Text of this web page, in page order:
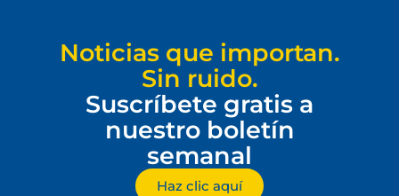
Noticias que importan.
Sin ruido.
Suscríbete gratis a
nuestro boletín
semanal
Haz clic aquí